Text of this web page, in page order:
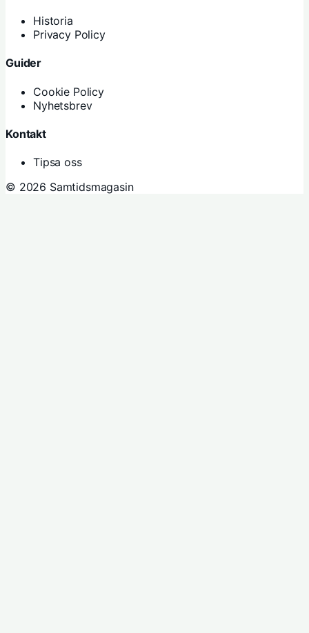
Historia
Privacy Policy
Guider
Cookie Policy
Nyhetsbrev
Kontakt
Tipsa oss
© 2026 Samtidsmagasin